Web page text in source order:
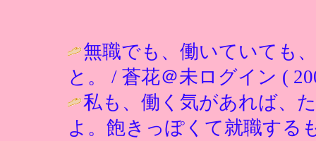
無職でも、働いていても
と。 / 蒼花＠未ログイン (
私も、働く気があれば、
よ。飽きっぽくて就職す